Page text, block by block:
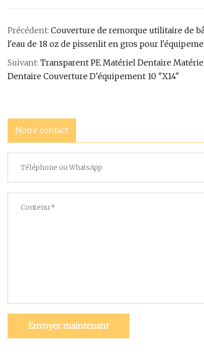
Précédent: Couverture de remorque utilitaire de
l'eau de 18 oz de pissenlit en gros pour
Suivant: Transparent PE Matériel Dentaire
Dentaire Couverture D'équipement 10 "X14"
Notre contact
Envoyer maintenant